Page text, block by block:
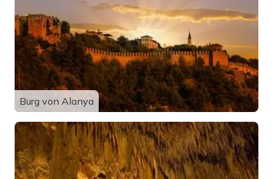
Burg von Alanya